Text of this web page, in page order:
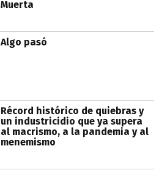
Muerta
Algo pasó
Récord histórico de quiebras y
un industricidio que ya supera
al macrismo, a la pandemia y al
menemismo